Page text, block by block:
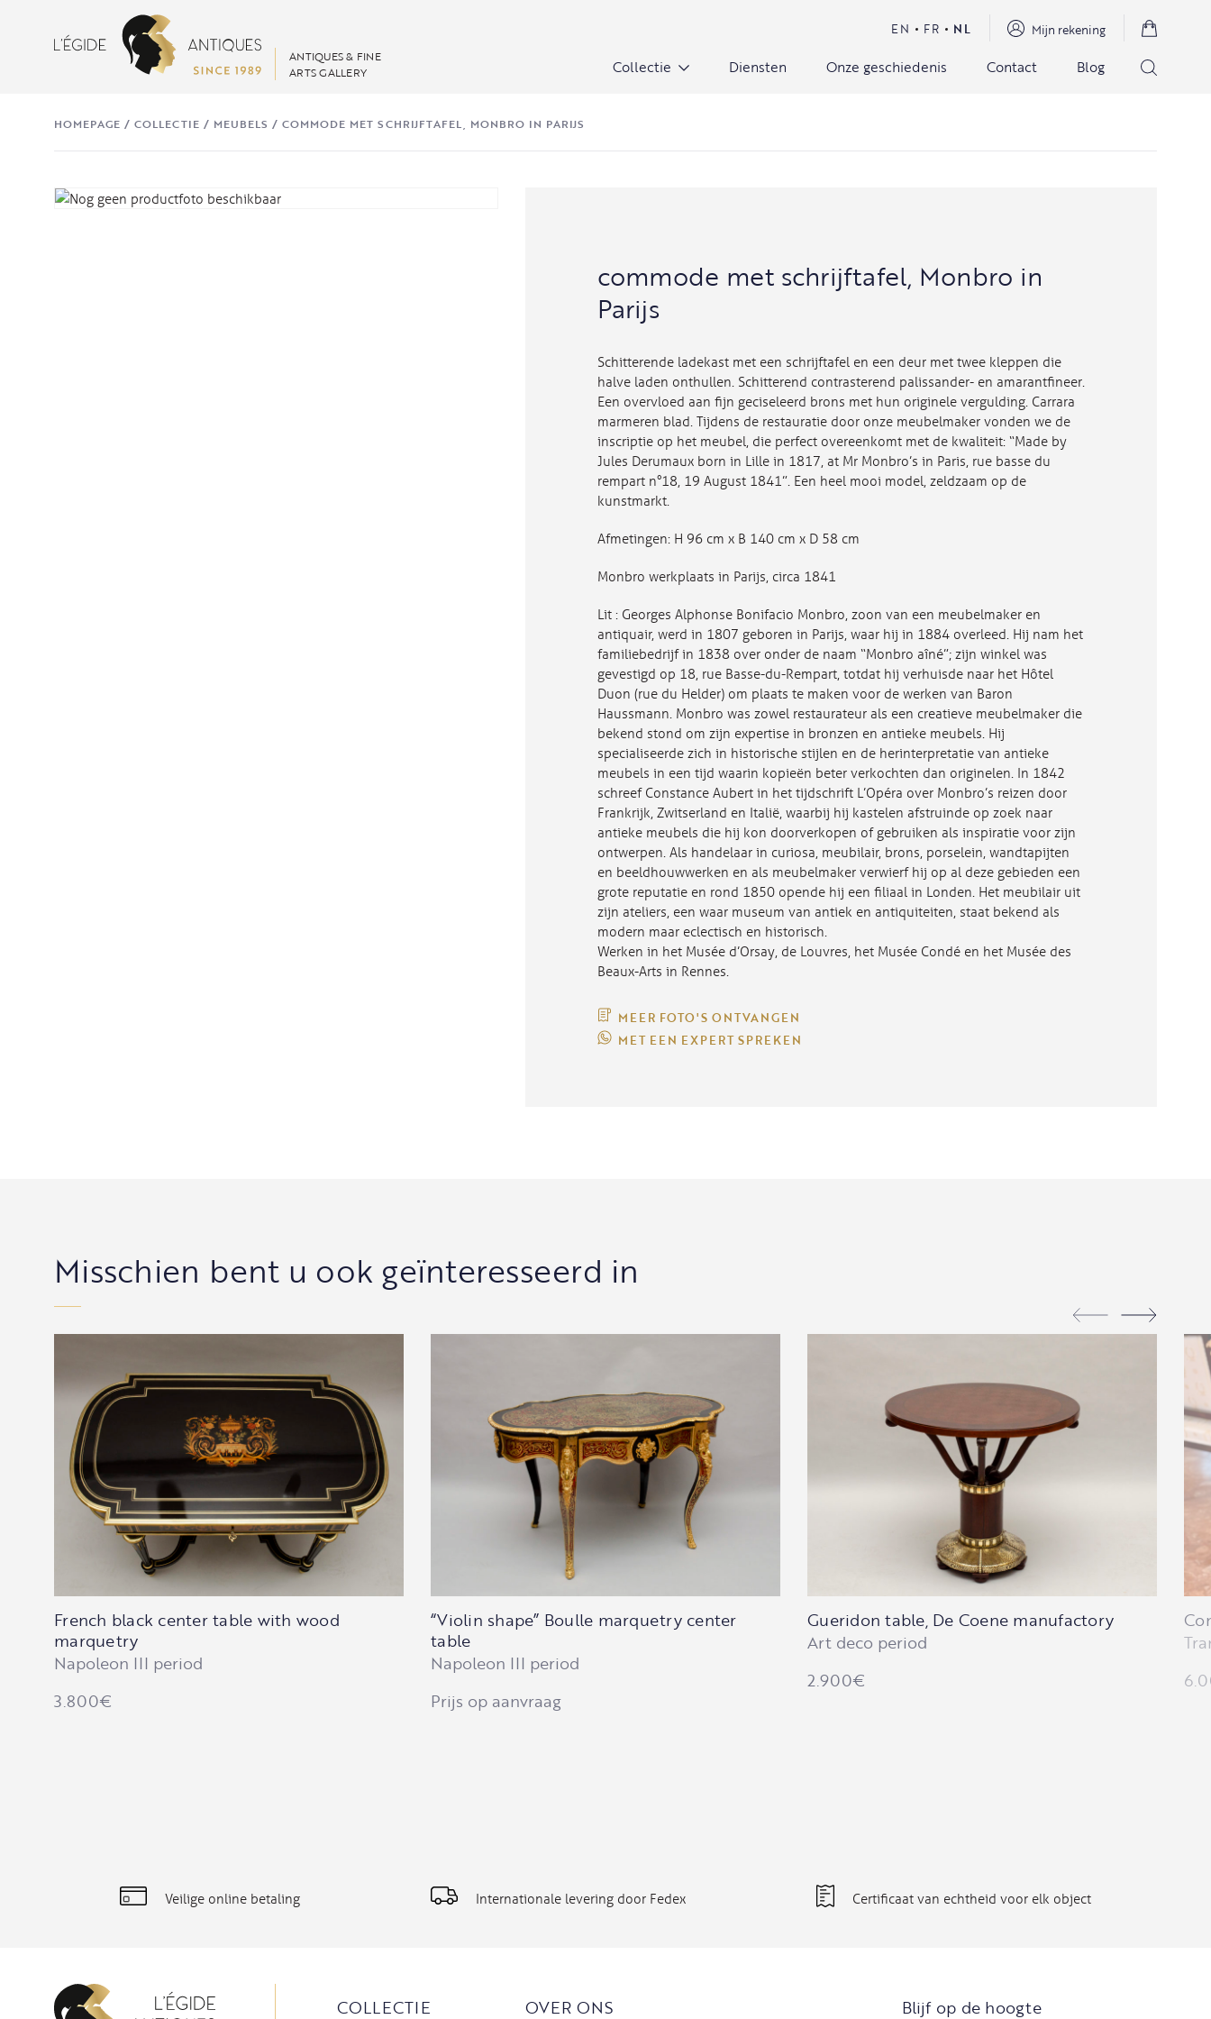
ANTIQUES & FINE
ARTS GALLERY
EN FR NL Mijn rekening
Collectie Diensten Onze geschiedenis Contact Blog
HOMEPAGE /COLLECTIE / MEUBELS /COMMODE MET SCHRIJFTAFEL, MONBRO IN PARIJS
commode met schrijftafel, Monbro in
Parijs
Schitterende ladekast met een schrijftafel en een deur met twee kleppen die
halve laden onthullen. Schitterend contrasterend palissander- en amarantfineer.
Een overvloed aan fijn geciseleerd brons met hun originele vergulding. Carrara
marmeren blad. Tijdens de restauratie door onze meubelmaker vonden we de
inscriptie op het meubel, die perfect overeenkomt met de kwaliteit: “Made by
Jules Derumaux born in Lille in 1817, at Mr Monbro’s in Paris, rue basse du
rempart n°18, 19 August 1841”. Een heel mooi model, zeldzaam op de
kunstmarkt.
Afmetingen: H 96 cm x B 140 cm x D 58 cm
Monbro werkplaats in Parijs, circa 1841
Lit : Georges Alphonse Bonifacio Monbro, zoon van een meubelmaker en
antiquair, werd in 1807 geboren in Parijs, waar hij in 1884 overleed. Hij nam het
familiebedrijf in 1838 over onder de naam “Monbro aîné”; zijn winkel was
gevestigd op 18, rue Basse-du-Rempart, totdat hij verhuisde naar het Hôtel
Duon (rue du Helder) om plaats te maken voor de werken van Baron
Haussmann. Monbro was zowel restaurateur als een creatieve meubelmaker die
bekend stond om zijn expertise in bronzen en antieke meubels. Hij
specialiseerde zich in historische stijlen en de herinterpretatie van antieke
meubels in een tijd waarin kopieën beter verkochten dan originelen. In 1842
schreef Constance Aubert in het tijdschrift L’Opéra over Monbro’s reizen door
Frankrijk, Zwitserland en Italië, waarbij hij kastelen afstruinde op zoek naar
antieke meubels die hij kon doorverkopen of gebruiken als inspiratie voor zijn
ontwerpen. Als handelaar in curiosa, meubilair, brons, porselein, wandtapijten
en beeldhouwwerken en als meubelmaker verwierf hij op al deze gebieden een
grote reputatie en rond 1850 opende hij een filiaal in Londen. Het meubilair uit
zijn ateliers, een waar museum van antiek en antiquiteiten, staat bekend als
modern maar eclectisch en historisch.
Werken in het Musée d’Orsay, de Louvres, het Musée Condé en het Musée des
Beaux-Arts in Rennes.
MEER FOTO'S ONTVANGEN
MET EEN EXPERT SPREKEN
Misschien bent u ook geïnteresseerd in
French black center table with wood
marquetry
Napoleon III period
3.800€
“Violin shape” Boulle marquetry center
table
Napoleon III period
Prijs op aanvraag
Gueridon table, De Coene manufactory
Art deco period
2.900€
Veilige online betaling Internationale levering door Fedex Certificaat van echtheid voor elk object
COLLECTIE OVER ONS Blijf op de hoogte